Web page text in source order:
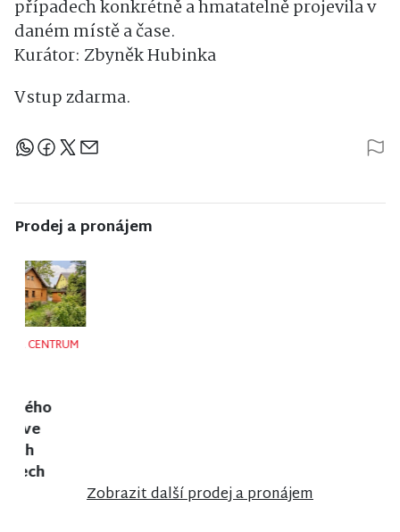
případech konkrétně a hmatatelně projevila v
daném místě a čase.
Kurátor: Zbyněk Hubinka
Vstup zdarma.
Sdílejte článek
Prodej a pronájem
NISA CENTRUM
bungalovu v
anglosaském
stylu u zámku
Sychrov
Zobrazit další prodej a pronájem